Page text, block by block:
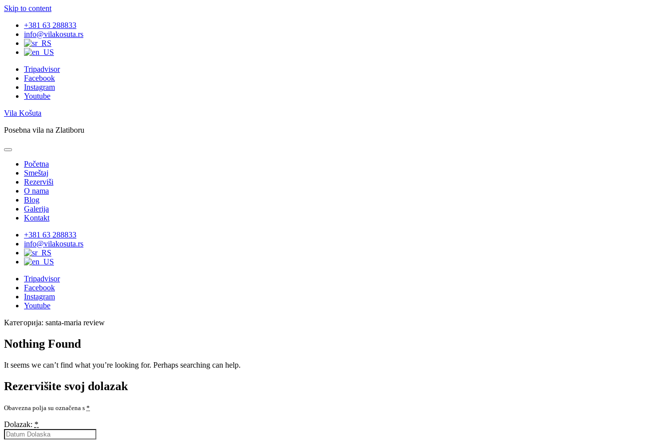
Skip to content
+381 63 288833
info@vilakosuta.rs
Tripadvisor
Facebook
Instagram
Youtube
Vila Košuta
Posebna vila na Zlatiboru
Početna
Smeštaj
Rezerviši
O nama
Blog
Galerija
Kontakt
+381 63 288833
info@vilakosuta.rs
Tripadvisor
Facebook
Instagram
Youtube
Категорија: santa-maria review
Nothing Found
It seems we can’t find what you’re looking for. Perhaps searching can help.
Rezervišite svoj dolazak
Obavezna polja su označena s *
Dolazak: *